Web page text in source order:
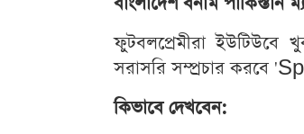
ফুটবলপ্রেমীরা
সরাসরি সম্প্রচার করবে
কিভাবে দেখবেন: